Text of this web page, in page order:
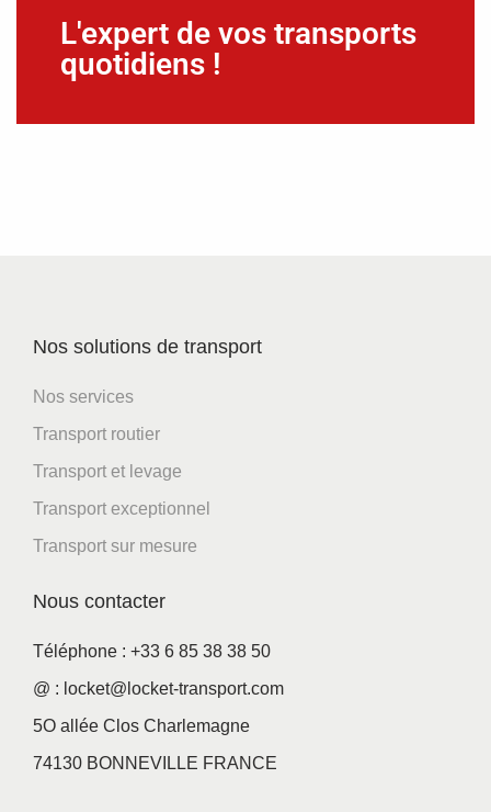
L'expert de vos transports
quotidiens !
Nos solutions de transport
Nos services
Transport routier
Transport et levage
Transport exceptionnel
Transport sur mesure
Nous contacter
Téléphone : +33 6 85 38 38 50
@ : locket@locket-transport.com
5O allée Clos Charlemagne
74130 BONNEVILLE FRANCE